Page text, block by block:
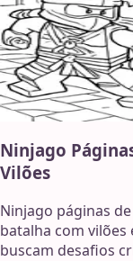
Ninjago
Vilões
Ninjago páginas
batalha com
buscam desafios